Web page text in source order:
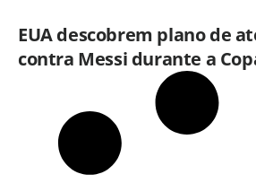
EUA descobrem plano de
contra Messi durante a